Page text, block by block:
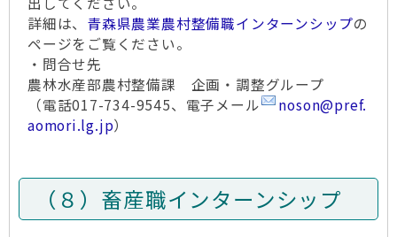
詳細は、 青森県農業農村整備職インターンシップの
ページをご覧ください。
・問合せ先
農林水産部農村整備課 企画・調整グループ
（電話017-734-9545、電子メール
noson@pref.
aomori.lg.jp）
（８）畜産職インターンシップ